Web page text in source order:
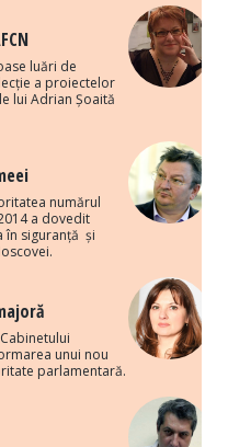
luări de
a proiectelor
lui Adrian Șoaită
numărul
a dovedit
în siguranță și
unui nou
parlamentară.